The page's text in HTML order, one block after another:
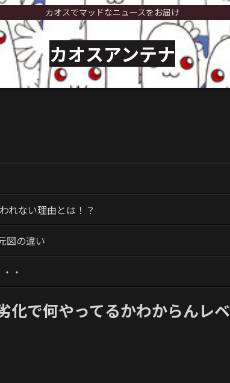
カオスでマッドなニュースをお届け
カオスアンテナ
れない理由とは！？
図の違い
・
化で何やってるかわからんレベ